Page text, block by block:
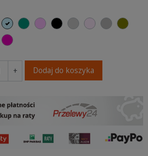
błękitnyturkusowy
różowyczarnyjasnoszary
jasny róż
szary
koloru
fuksja
+ Dodaj do koszyka